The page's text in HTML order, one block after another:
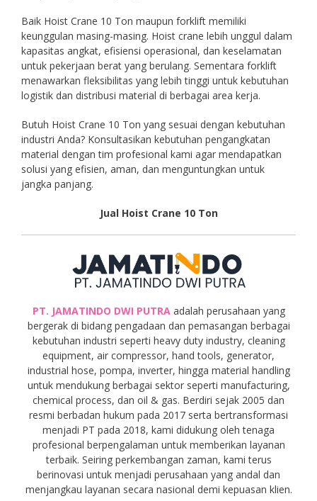
Baik Hoist Crane 10 Ton maupun forklift memiliki
keunggulan masing-masing. Hoist crane lebih unggul dalam
kapasitas angkat, efisiensi operasional, dan keselamatan
untuk pekerjaan berat yang berulang. Sementara forklift
menawarkan fleksibilitas yang lebih tinggi untuk kebutuhan
logistik dan distribusi material di berbagai area kerja.
Butuh Hoist Crane 10 Ton yang sesuai dengan kebutuhan
industri Anda? Konsultasikan kebutuhan pengangkatan
material dengan tim profesional kami agar mendapatkan
solusi yang efisien, aman, dan menguntungkan untuk
jangka panjang.
Jual Hoist Crane 10 Ton
PT. JAMATINDO DWI PUTRAadalah perusahaan yang
bergerak di bidang pengadaan dan pemasangan berbagai
kebutuhan industri seperti heavy duty industry, cleaning
equipment, air compressor, hand tools, generator,
industrial hose, pompa, inverter, hingga material handling
untuk mendukung berbagai sektor seperti manufacturing,
chemical process, dan oil & gas. Berdiri sejak 2005 dan
resmi berbadan hukum pada 2017 serta bertransformasi
menjadi PT pada 2018, kami didukung oleh tenaga
profesional berpengalaman untuk memberikan layanan
terbaik. Seiring perkembangan zaman, kami terus
berinovasi untuk menjadi perusahaan yang andal dan
menjangkau layanan secara nasional demi kepuasan klien.